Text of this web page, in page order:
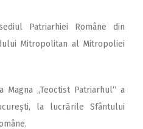
Patriarhiei Române din
Mitropolitan al Mitropoliei
Magna „Teoctist Patriarhul“ a
la lucrările Sfântului